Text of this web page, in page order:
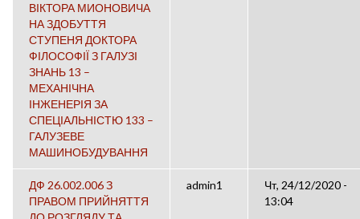
ВІКТОРА МИОНОВИЧА
НА ЗДОБУТТЯ
СТУПЕНЯ ДОКТОРА
ФІЛОСОФІЇ З ГАЛУЗІ
ЗНАНЬ 13 –
МЕХАНІЧНА
ІНЖЕНЕРІЯ ЗА
СПЕЦІАЛЬНІСТЮ 133 –
ГАЛУЗЕВЕ
МАШИНОБУДУВАННЯ
ДФ 26.002.006 З
ПРАВОМ ПРИЙНЯТТЯ
admin1
Чт, 24/12/2020 -
13:04